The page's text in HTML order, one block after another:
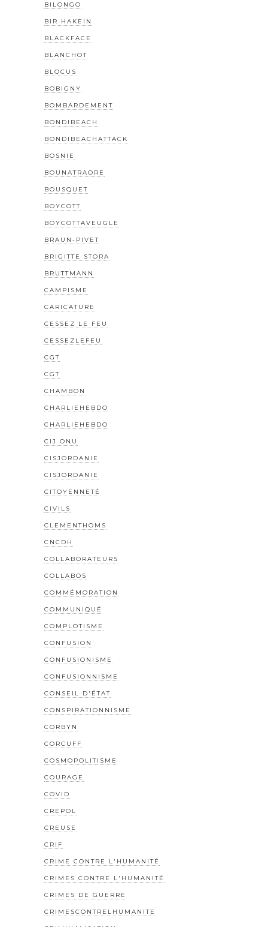
BILONGO
BIR HAKEIN
BLACKFACE
BLANCHOT
BLOCUS
BOBIGNY
BOMBARDEMENT
BONDIBEACH
BONDIBEACHATTACK
BOSNIE
BOUNATRAORE
BOUSQUET
BOYCOTT
BOYCOTTAVEUGLE
BRAUN-PIVET
BRIGITTE STORA
BRUTTMANN
CAMPISME
CARICATURE
CESSEZ LE FEU
CESSEZLEFEU
CGT
CGT
CHAMBON
CHARLIEHEBDO
CHARLIEHEBDO
CIJ ONU
CISJORDANIE
CISJORDANIE
CITOYENNETÉ
CIVILS
CLEMENTHOMS
CNCDH
COLLABORATEURS
COLLABOS
COMMÉMORATION
COMMUNIQUÉ
COMPLOTISME
CONFUSION
CONFUSIONISME
CONFUSIONNISME
CONSEIL D'ÉTAT
CONSPIRATIONNISME
CORBYN
CORCUFF
COSMOPOLITISME
COURAGE
COVID
CREPOL
CREUSE
CRIF
CRIME CONTRE L'HUMANITÉ
CRIMES CONTRE L'HUMANITÉ
CRIMES DE GUERRE
CRIMESCONTRELHUMANITE